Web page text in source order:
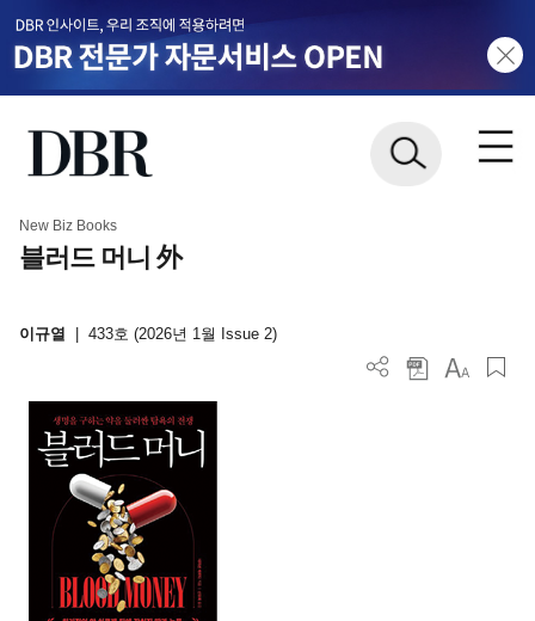
New Biz Books
블러드 머니 外
이규열 433호 (2026년 1월 Issue 2)